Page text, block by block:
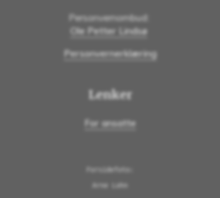
Personvernombud:
Ole Petter Lindsø
Personvernerklæring
Lenker
For ansatte
Forsidefoto:
Arne Lohn